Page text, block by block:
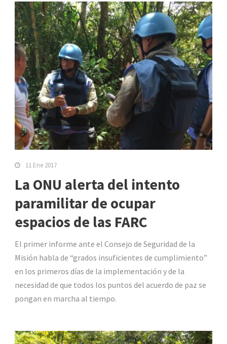
11 Ene 2017
La ONU alerta del intento
paramilitar de ocupar
espacios de las FARC
El primer informe ante el Consejo de Seguridad de la
Misión habla de “grados insuficientes de cumplimiento”
en los primeros días de la implementación y de la
necesidad de que todos los puntos del acuerdo de paz se
pongan en marcha al tiempo.